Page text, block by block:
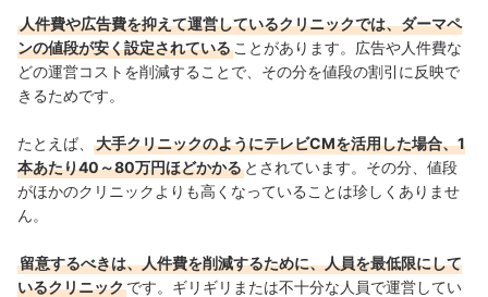
人件費や広告費を抑えて運営しているクリニックでは、ダーマペ
ンの値段が安く設定されている ことがあります。広告や人件費な
どの運営コストを削減することで、その分を値段の割引に反映で
きるためです。
たとえば、
大手クリニックのようにテレビCMを活用した場合、1
本あたり40～80万円ほどかかる とされています。その分、値段
がほかのクリニックよりも高くなっていることは珍しくありませ
ん。
留意するべきは、人件費を削減するために、人員を最低限にして
いるクリニックです。ギリギリまたは不十分な人員で運営してい